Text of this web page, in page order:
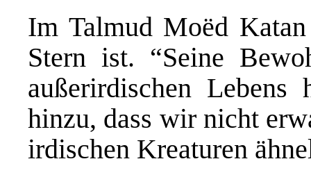
Im Talmud Moëd
Stern ist. “Seine
außerirdischen
hinzu, dass wir nicht
irdischen Kreaturen